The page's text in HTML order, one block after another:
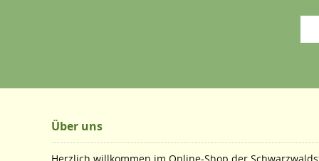
Über uns
Herzlich willkommen im Online-Shop der